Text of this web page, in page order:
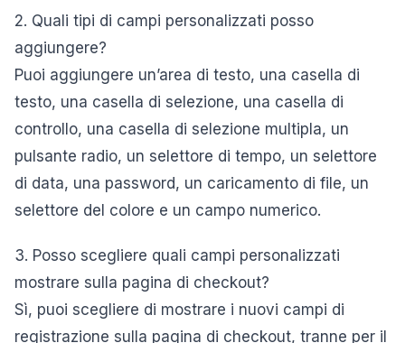
2. Quali tipi di campi personalizzati posso
aggiungere?
Puoi aggiungere un’area di testo, una casella di
testo, una casella di selezione, una casella di
controllo, una casella di selezione multipla, un
pulsante radio, un selettore di tempo, un selettore
di data, una password, un caricamento di file, un
selettore del colore e un campo numerico.
3. Posso scegliere quali campi personalizzati
mostrare sulla pagina di checkout?
Sì, puoi scegliere di mostrare i nuovi campi di
registrazione sulla pagina di checkout, tranne per il